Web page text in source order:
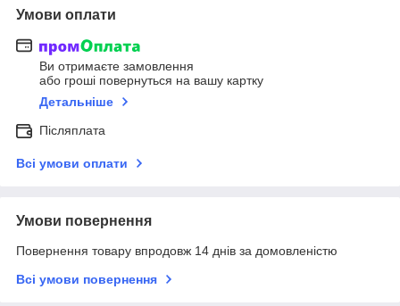
Умови оплати
Ви отримаєте замовлення
або гроші повернуться на вашу картку
Детальніше
Післяплата
Всі умови оплати
Умови повернення
Повернення товару впродовж 14 днів за домовленістю
Всі умови повернення